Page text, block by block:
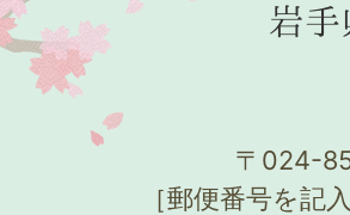
〒024-
［郵便番号を記